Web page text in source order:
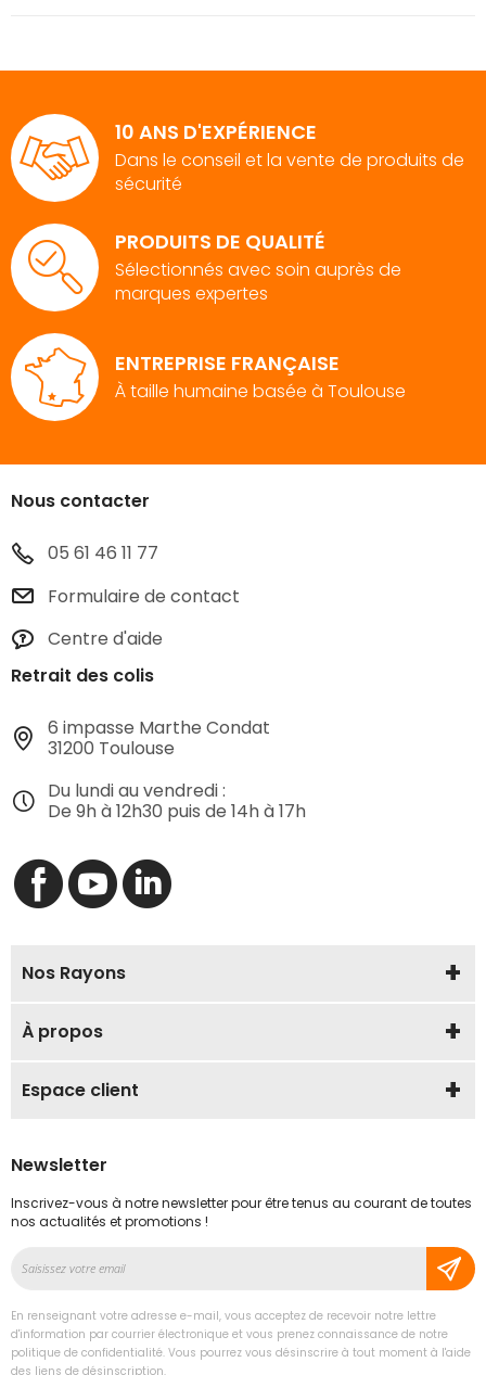
10 ANS D'EXPÉRIENCE
Dans le conseil et la vente de produits de
sécurité
PRODUITS DE QUALITÉ
Sélectionnés avec soin auprès de
marques expertes
ENTREPRISE FRANÇAISE
À taille humaine basée à Toulouse
Nous contacter
05 61 46 11 77
Formulaire de contact
Centre d'aide
Retrait des colis
6 impasse Marthe Condat
31200 Toulouse
Du lundi au vendredi :
De 9h à 12h30 puis de 14h à 17h
Nos Rayons
À propos
Espace client
Newsletter
Inscrivez-vous à notre newsletter pour être tenus au courant de toutes
nos actualités et promotions !
notre
lettre
d’information
En renseignant votre adresse e-mail, vous acceptez de recevoir notre lettre
d'information par courrier électronique et vous prenez connaissance de notre
politique de confidentialité. Vous pourrez vous désinscrire à tout moment à l'aide
des liens de désinscription.